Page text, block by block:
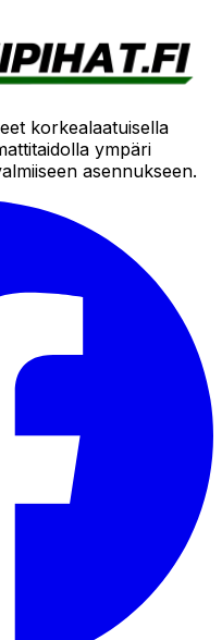
korkealaatuisella
ympäri
asennukseen.